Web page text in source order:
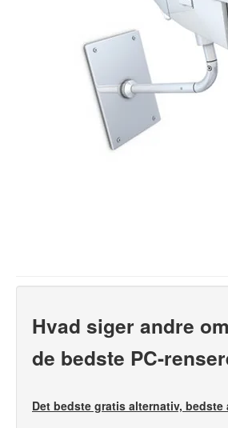
Hvad siger andre
de bedste PC-
Det bedste gratis alternativ,